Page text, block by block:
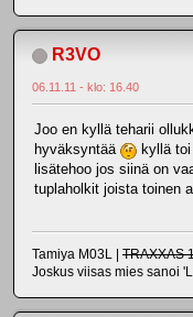
R3VO
06.11.11 - klo: 16.40
Joo en kyllä teharii
hyväksyntää
kyllä
lisätehoo jos siinä on
tuplaholkit joista toinen
Tamiya M03L | TRAXXAS
Joskus viisas mies sanoi